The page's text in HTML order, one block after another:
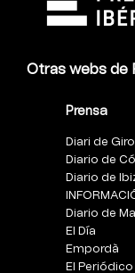
Otras webs de
Prensa
Diari de
Diario de
Diario de
Diario de
El Día
Empordà
El